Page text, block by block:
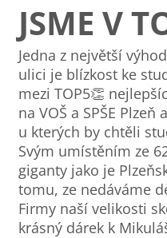
JSME V
Jedna z největší
ulici je blízkost ke
mezi TOP5👏
na VOŠ a SPŠE
u kterých by chtěli
Svým umístěním ze
giganty jako je
tomu, ze nedáváme
Firmy naší velikosti
krásný dárek k